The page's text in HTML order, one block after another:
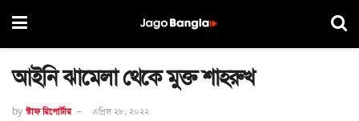
আইনি ঝামেলা থেকে মুক্ত শাহরুখ
by স্টাফ রিপোর্টার এপ্রিল ২৮, ২০২২